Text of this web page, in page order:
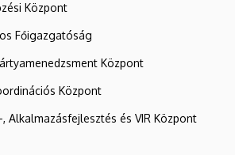
Központ
Főigazgatóság
Központ
Központ
Alkalmazásfejlesztés és VIR Központ